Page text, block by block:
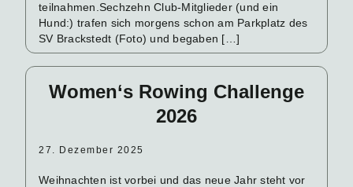
teilnahmen.Sechzehn Club-Mitglieder (und ein
Hund:) trafen sich morgens schon am Parkplatz des
SV Brackstedt (Foto) und begaben […]
Women‘s Rowing Challenge
2026
27. Dezember 2025
Weihnachten ist vorbei und das neue Jahr steht vor